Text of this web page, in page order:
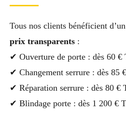
Tous nos clients bénéficient d’un
prix transparents :
✔ Ouverture de porte : dès 60 €
✔ Changement serrure : dès 85
✔ Réparation serrure : dès 80 €
✔ Blindage porte : dès 1 200 €